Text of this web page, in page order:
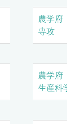
農学
専攻
農学
生産科